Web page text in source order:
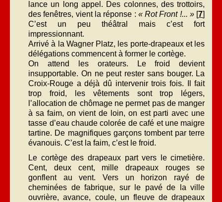
lance un long appel. Des colonnes, des trottoirs,
des fenêtres, vient la réponse : « Rot Front !... » [7]
C’est un peu théâtral mais c’est fort
impressionnant.
Arrivé à la Wagner Platz, les porte-drapeaux et les
délégations commencent à former le cortège.
On attend les orateurs. Le froid devient
insupportable. On ne peut rester sans bouger. La
Croix-Rouge a déjà dû intervenir trois fois. Il fait
trop froid, les vêtements sont trop légers,
l’allocation de chômage ne permet pas de manger
à sa faim, on vient de loin, on est parti avec une
tasse d’eau chaude colorée de café et une maigre
tartine. De magnifiques garçons tombent par terre
évanouis. C’est la faim, c’est le froid.
Le cortège des drapeaux part vers le cimetière.
Cent, deux cent, mille drapeaux rouges se
gonflent au vent. Vers un horizon rayé de
cheminées de fabrique, sur le pavé de la ville
ouvrière, avance, coule, un fleuve de drapeaux